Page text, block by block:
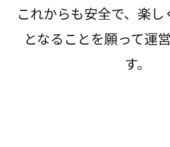
これからも安全で、楽
となることを願って運
す。